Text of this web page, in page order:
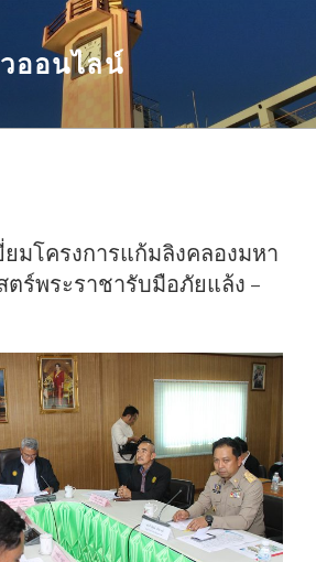
ออนไลน์
ยมโครงการแก้มลิงคลองมหา
ร์พระราชารับมือภัยแล้ง –